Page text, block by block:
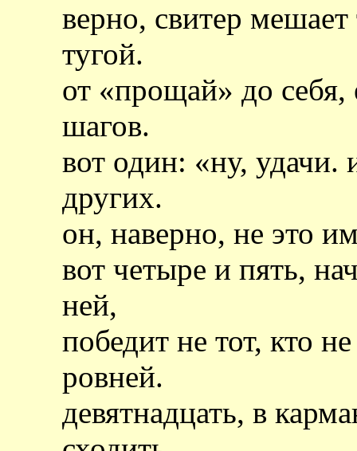
верно, свитер
тугой.
от «прощай» до себя,
шагов.
вот один: «ну,
других.
он, наверно, не это
вот четыре и пять,
ней,
победит не тот, кто
ровней.
девятнадцать, в